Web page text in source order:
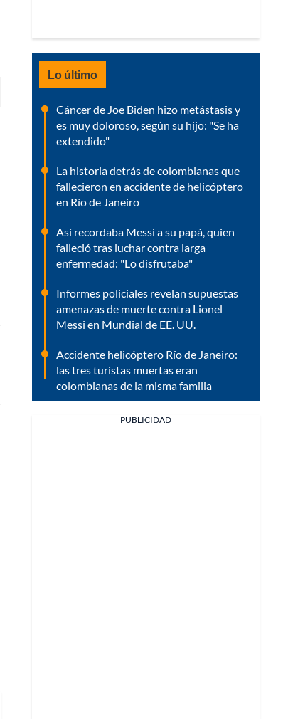
Lo último
Cáncer de Joe Biden hizo metástasis y
es muy doloroso, según su hijo: "Se ha
extendido"
La historia detrás de colombianas que
fallecieron en accidente de helicóptero
en Río de Janeiro
Así recordaba Messi a su papá, quien
falleció tras luchar contra larga
enfermedad: "Lo disfrutaba"
Informes policiales revelan supuestas
amenazas de muerte contra Lionel
Messi en Mundial de EE. UU.
Accidente helicóptero Río de Janeiro:
las tres turistas muertas eran
colombianas de la misma familia
PUBLICIDAD